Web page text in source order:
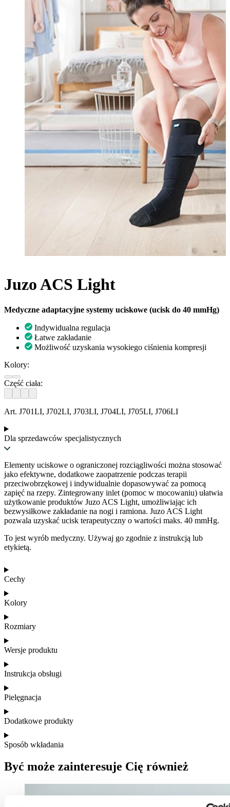
Juzo ACS Light
Medyczne adaptacyjne systemy uciskowe (ucisk do 40 mmHg)
Indywidualna regulacja
Łatwe zakładanie
Możliwość uzyskania wysokiego ciśnienia kompresji
Kolory:
Część ciała:
Art. J701LI, J702LI, J703LI, J704LI, J705LI, J706LI
Dla sprzedawców specjalistycznych
Elementy uciskowe o ograniczonej rozciągliwości można stosować
jako efektywne, dodatkowe zaopatrzenie podczas terapii
przeciwobrzękowej i indywidualnie dopasowywać za pomocą
zapięć na rzepy. Zintegrowany inlet (pomoc w mocowaniu) ułatwia
użytkowanie produktów Juzo ACS Light, umożliwiając ich
bezwysiłkowe zakładanie na nogi i ramiona. Juzo ACS Light
pozwala uzyskać ucisk terapeutyczny o wartości maks. 40 mmHg.
To jest wyrób medyczny. Używaj go zgodnie z instrukcją lub
etykietą.
Cechy
Kolory
Rozmiary
Wersje produktu
Instrukcja obsługi
Pielęgnacja
Dodatkowe produkty
Sposób wkładania
Być może zainteresuje Cię również